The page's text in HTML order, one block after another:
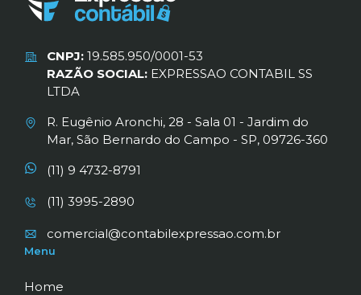
CNPJ: 19.585.950/0001-53
RAZÃO SOCIAL: EXPRESSAO CONTABIL SS
LTDA
R. Eugênio Aronchi, 28 - Sala 01 - Jardim do
Mar, São Bernardo do Campo - SP, 09726-360
(11) 9 4732-8791
(11) 3995-2890
comercial@contabilexpressao.com.br
Menu
Home